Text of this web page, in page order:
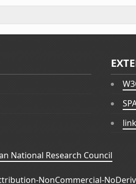
National Research Council
NonCommercial-